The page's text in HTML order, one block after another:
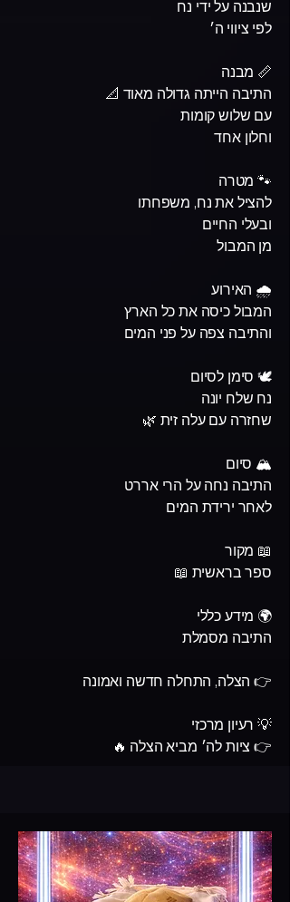
שנבנה על ידי נח
לפי ציווי ה׳
📏 מבנה
התיבה הייתה גדולה מאוד 📐
עם שלוש קומות
וחלון אחד
🐾 מטרה
להציל את נח, משפחתו
ובעלי החיים
מן המבול
🌧️ האירוע
המבול כיסה את כל הארץ
והתיבה צפה על פני המים
🕊️ סימן לסיום
נח שלח יונה
שחזרה עם עלה זית 🌿
🏔️ סיום
התיבה נחה על הרי אררט
לאחר ירידת המים
📖 מקור
ספר בראשית 📖
🌍 מידע כללי
התיבה מסמלת
👉 הצלה, התחלה חדשה ואמונה
💡 רעיון מרכזי
👉 ציות לה׳ מביא הצלה 🔥